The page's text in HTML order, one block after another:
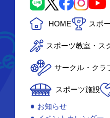
HOME スポ
スポーツ教室・ス
サークル・クラ
スポーツ施設
お知らせ